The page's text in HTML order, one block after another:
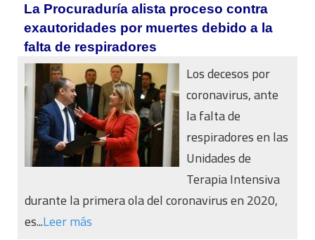
La Procuraduría alista proceso contra
exautoridades por muertes debido a la
falta de respiradores
Los decesos por
coronavirus, ante
la falta de
respiradores en las
Unidades de
Terapia Intensiva
durante la primera ola del coronavirus en 2020,
es...Leer más